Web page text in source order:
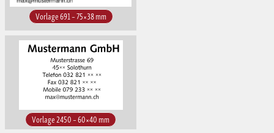
Vorlage 691 – 75×38 mm
Vorlage 2450 – 60×40 mm